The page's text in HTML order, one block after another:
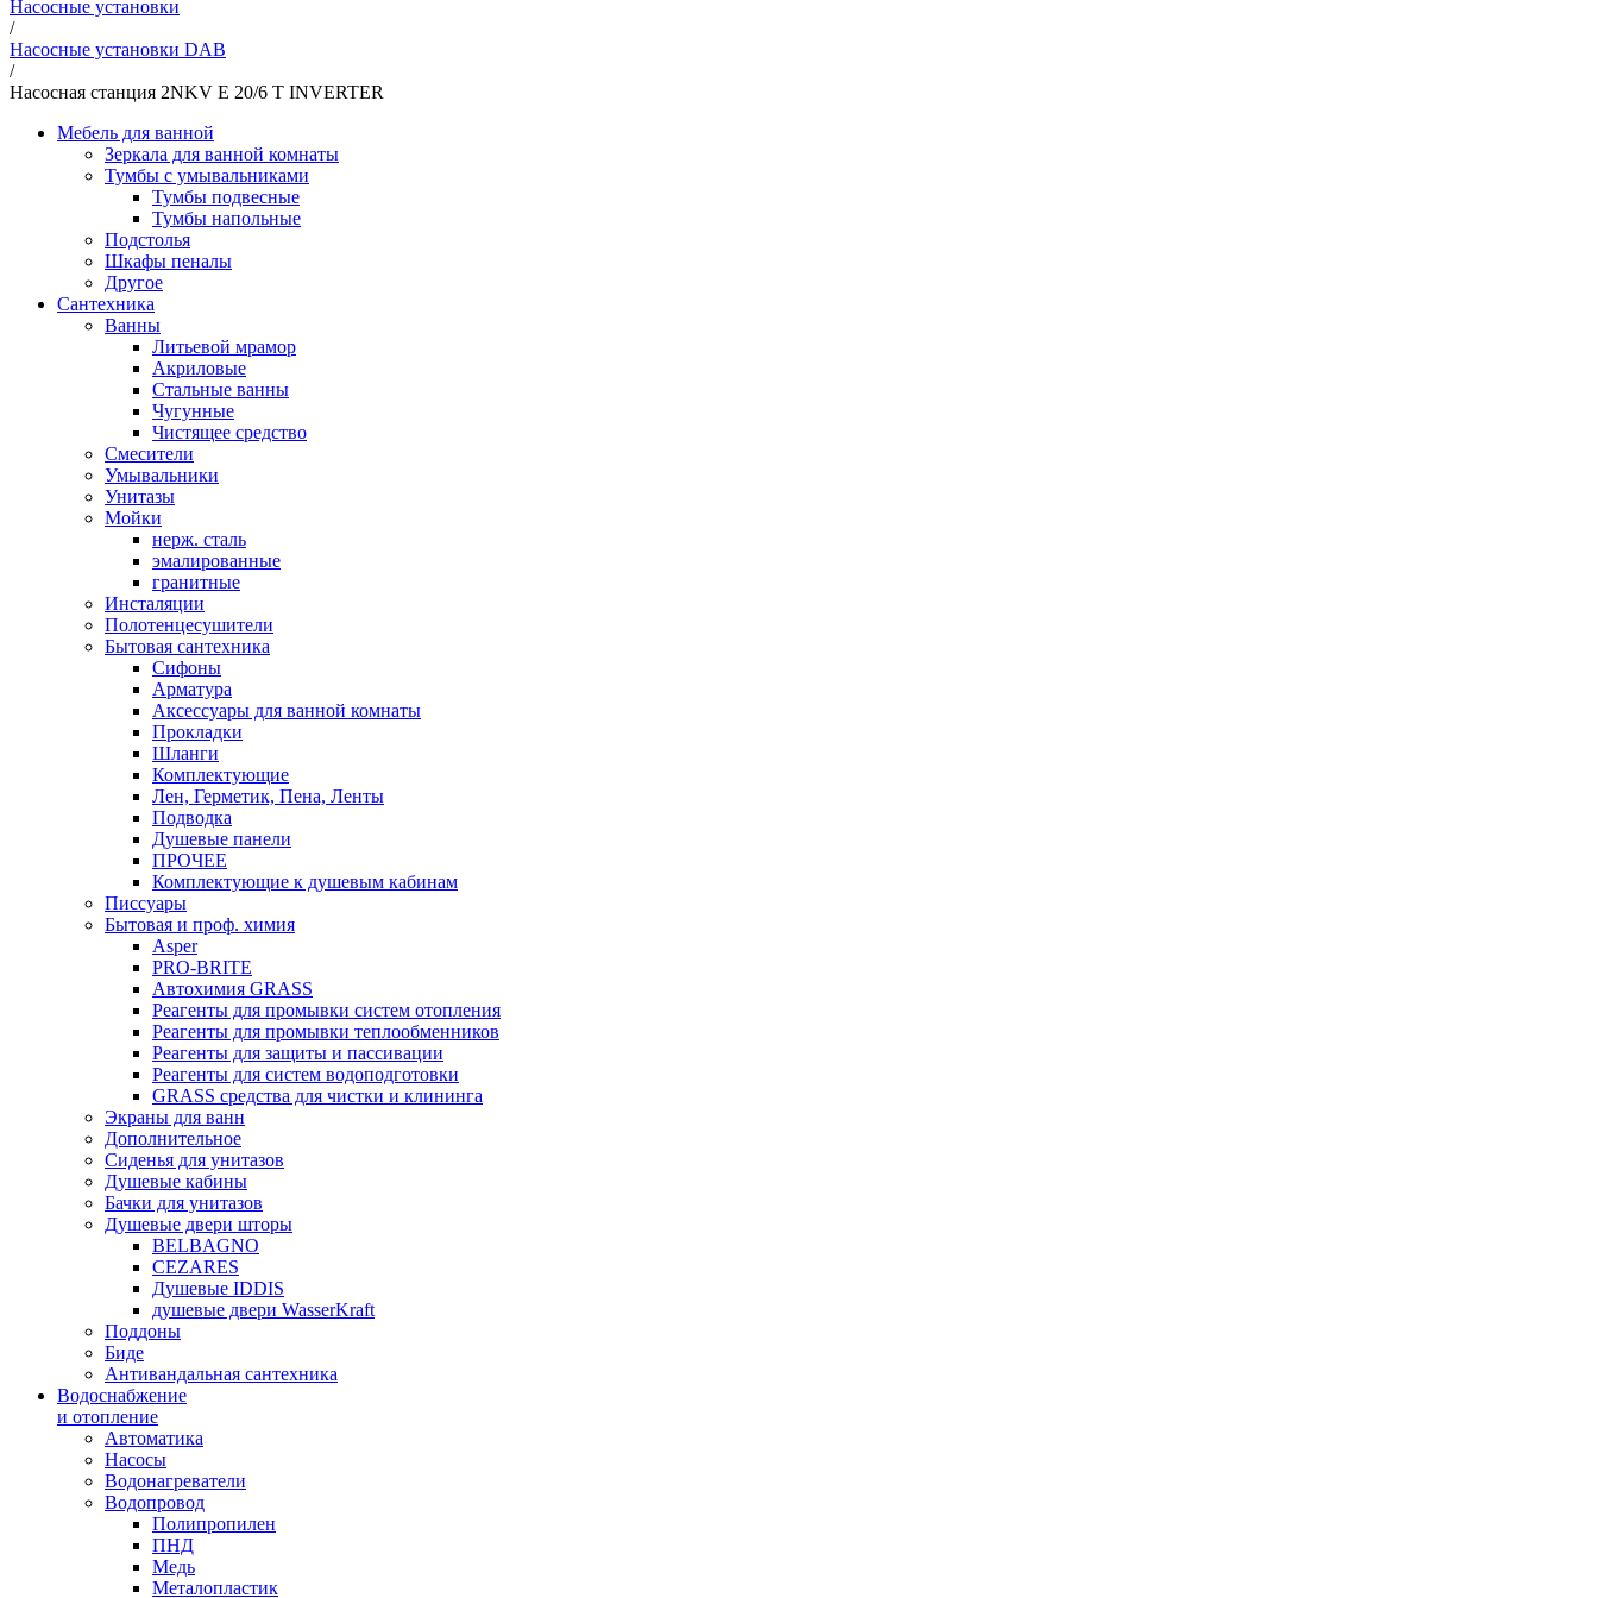
Насосные установки
/
Насосные установки DAB
/
Насосная станция 2NKV E 20/6 T INVERTER
Мебель для ванной
Зеркала для ванной комнаты
Тумбы с умывальниками
Тумбы подвесные
Тумбы напольные
Подстолья
Шкафы пеналы
Другое
Сантехника
Ванны
Литьевой мрамор
Акриловые
Стальные ванны
Чугунные
Чистящее средство
Смесители
Умывальники
Унитазы
Мойки
нерж. сталь
эмалированные
гранитные
Инсталяции
Полотенцесушители
Бытовая сантехника
Сифоны
Арматура
Аксессуары для ванной комнаты
Прокладки
Шланги
Комплектующие
Лен, Герметик, Пена, Ленты
Подводка
Душевые панели
ПРОЧЕЕ
Комплектующие к душевым кабинам
Писсуары
Бытовая и проф. химия
Asper
PRO-BRITE
Автохимия GRASS
Реагенты для промывки систем отопления
Реагенты для промывки теплообменников
Реагенты для защиты и пассивации
Реагенты для систем водоподготовки
GRASS средства для чистки и клининга
Экраны для ванн
Дополнительное
Сиденья для унитазов
Душевые кабины
Бачки для унитазов
Душевые двери шторы
BELBAGNO
CEZARES
Душевые IDDIS
душевые двери WasserKraft
Поддоны
Биде
Антивандальная сантехника
Водоснабжение
и отопление
Автоматика
Насосы
Водонагреватели
Водопровод
Полипропилен
ПНД
Медь
Металопластик